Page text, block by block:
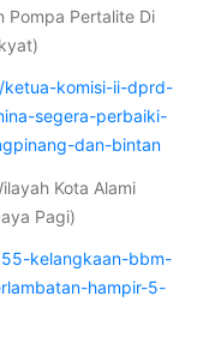
Pompa Pertalite Di
komisi-ii-dprd-
segera-perbaiki-
dan-bintan
Kota Alami
Pagi)
kelangkaan-bbm-
hampir-5-